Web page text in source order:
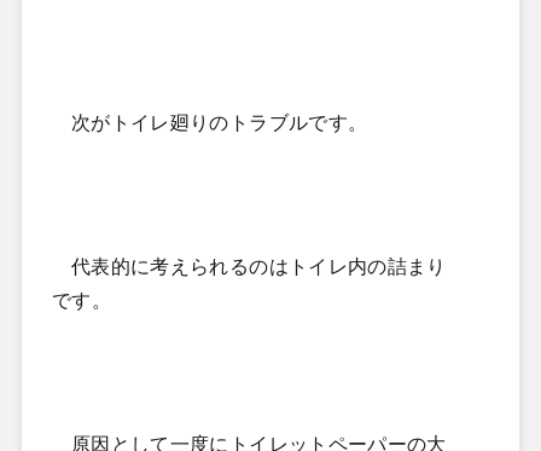
次がトイレ廻りのトラブルです。
代表的に考えられるのはトイレ内の詰まり
です。
原因として一度にトイレットペーパーの大